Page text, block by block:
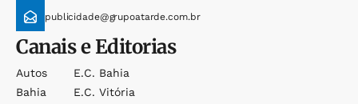
publicidade@grupoatarde.com.br
Canais e Editorias
Autos
Bahia
E.c. Bahia
E.c. Vitória